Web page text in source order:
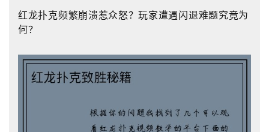
红龙扑克频繁崩溃惹众怒？玩家遭遇闪退难题究竟为
何？